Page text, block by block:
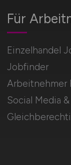
Für
Einzelhandel
Jobfinder
Arbeitnehmer
Social Media